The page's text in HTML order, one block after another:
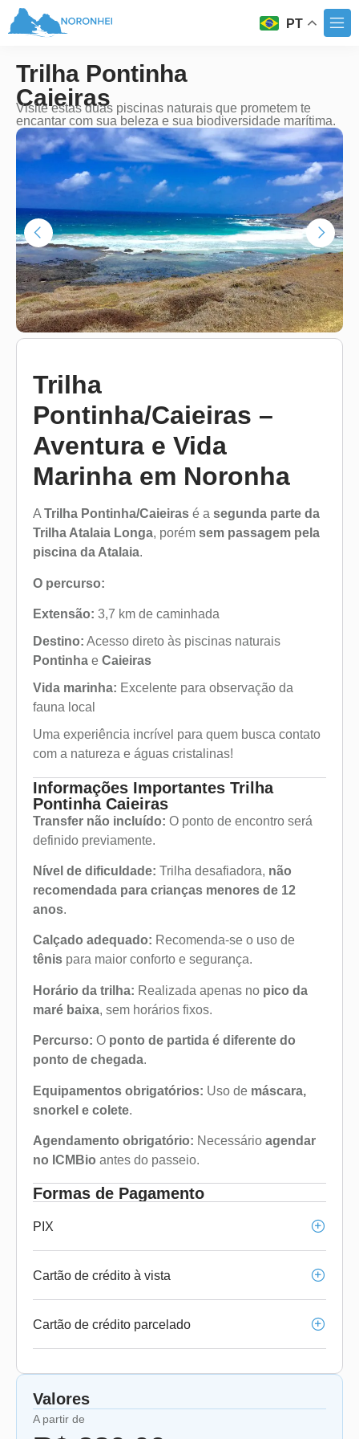
PT
Trilha Pontinha
Caieiras
Visite estas duas piscinas naturais que prometem te
encantar com sua beleza e sua biodiversidade marítima.
Trilha
Pontinha/Caieiras –
Aventura e Vida
Marinha em Noronha
ATrilha Pontinha/Caieiras é a segunda parte da
Trilha Atalaia Longa, porém sem passagem pela
piscina da Atalaia.
O percurso:
Extensão: 3,7 km de caminhada
Destino: Acesso direto às piscinas naturais
Pontinha e Caieiras
Vida marinha: Excelente para observação da
fauna local
Uma experiência incrível para quem busca contato
com a natureza e águas cristalinas!
Informações Importantes Trilha
Pontinha Caieiras
Transfer não incluído: O ponto de encontro será
definido previamente.
Nível de dificuldade: Trilha desafiadora, não
recomendada para crianças menores de 12
anos.
Calçado adequado: Recomenda-se o uso de
tênis para maior conforto e segurança.
Horário da trilha: Realizada apenas no pico da
maré baixa, sem horários fixos.
Percurso: O ponto de partida é diferente do
ponto de chegada.
Equipamentos obrigatórios: Uso de máscara,
snorkel e colete.
Agendamento obrigatório: Necessário agendar
no ICMBio antes do passeio.
Formas de Pagamento
PIX
Cartão de crédito à vista
Cartão de crédito parcelado
Valores
A partir de